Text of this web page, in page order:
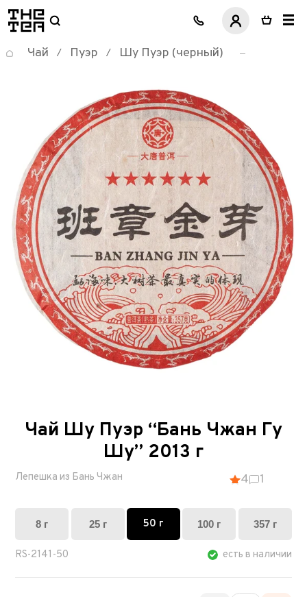
логотип
Чай / Пуэр / Шу Пуэр (черный)
Чай Шу Пуэр “Бань Чжан Гу
Шу” 2013 г
Лепешка из Бань Чжан 4 1
8 г 25 г 50 г 100 г 357 г
RS-2141-50 есть в наличии